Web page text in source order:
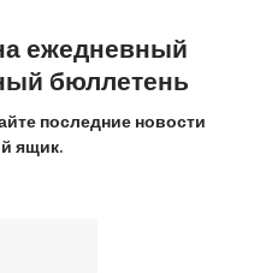
ежедневный
бюллетень
последние новости
ящик.